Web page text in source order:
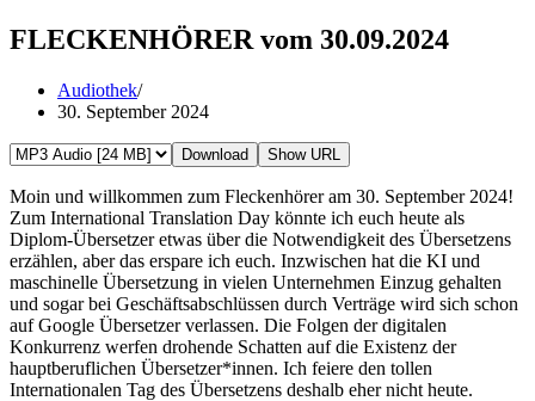
FLECKENHÖRER vom 30.09.2024
Audiothek
30. September 2024
Download Show URL
Moin und willkommen zum Fleckenhörer am 30. September 2024!
Zum International Translation Day könnte ich euch heute als
Diplom-Übersetzer etwas über die Notwendigkeit des Übersetzens
erzählen, aber das erspare ich euch. Inzwischen hat die KI und
maschinelle Übersetzung in vielen Unternehmen Einzug gehalten
und sogar bei Geschäftsabschlüssen durch Verträge wird sich schon
auf Google Übersetzer verlassen. Die Folgen der digitalen
Konkurrenz werfen drohende Schatten auf die Existenz der
hauptberuflichen Übersetzer*innen. Ich feiere den tollen
Internationalen Tag des Übersetzens deshalb eher nicht heute.